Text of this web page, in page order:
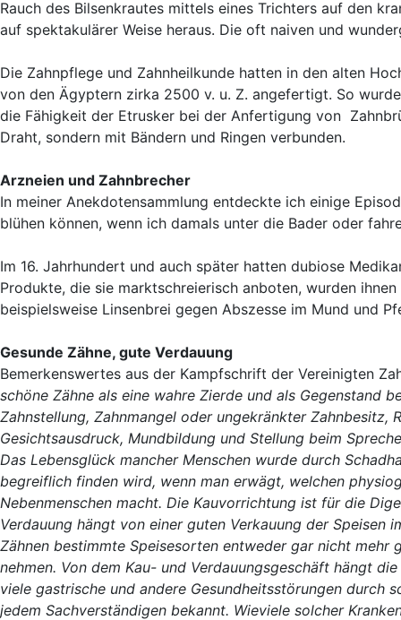
Rauch des Bilsenkrautes mittels eines Trichters auf den
auf spektakulärer Weise heraus. Die oft naiven und
Die Zahnpflege und Zahnheilkunde hatten in den alten
von den Ägyptern zirka 2500 v. u. Z. angefertigt. So
die Fähigkeit der Etrusker bei der Anfertigung von
Draht, sondern mit Bändern und Ringen verbunden.
Arzneien und Zahnbrecher
In meiner Anekdotensammlung entdeckte ich einige
blühen können, wenn ich damals unter die Bader oder
Im 16. Jahrhundert und auch später hatten dubiose
Produkte, die sie marktschreierisch anboten, wurden
beispielsweise Linsenbrei gegen Abszesse im Mund und
Gesunde Zähne, gute Verdauung
Bemerkenswertes aus der Kampfschrift der Vereinigten
schöne Zähne als eine wahre Zierde und als Gegenstand
Zahnstellung, Zahnmangel oder ungekränkter Zahnbesitz,
Gesichtsausdruck, Mundbildung und Stellung beim
Das Lebensglück mancher Menschen wurde durch
begreiflich finden wird, wenn man erwägt, welchen
Nebenmenschen macht. Die Kauvorrichtung ist für die
Verdauung hängt von einer guten Verkauung der
Zähnen bestimmte Speisesorten entweder gar nicht mehr
nehmen. Von dem Kau- und Verdauungsgeschäft hängt
viele gastrische und andere Gesundheitsstörungen durch
jedem Sachverständigen bekannt. Wieviele solcher